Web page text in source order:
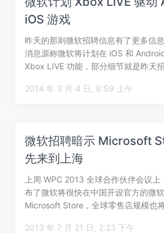
iOS 游戏
昨天的那则微软招聘信息有了更多信
消息源称微软将计划在 iOS 和
Xbox LIVE 功能，部分细节就是昨天
2014 年 3 月 4 日, 8:59 上午
微软招聘暗示 Microsoft
先来到上海
上周 WPC 2013 全球合作伙伴会议上
布了微软将很快在中国开设官方的微
Microsoft Store，全球零售店规模也
2013 年 7 月 21 日, 2:23 下午